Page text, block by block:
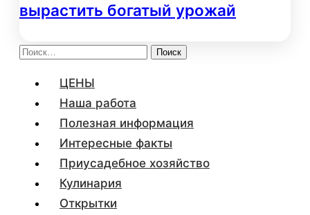
вырастить богатый урожай
Найти:
ЦЕНЫ
Наша работа
Полезная информация
Интересные факты
Приусадебное хозяйство
Кулинария
Открытки